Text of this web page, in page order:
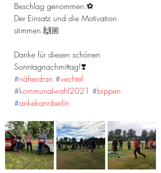
Beschlag genommen.⚽️
Der Einsatz und die Motivation
stimmen.🙌🏼
Danke für diesen schönen
Sonntagnachmittag!❣️
#näherdran #vechtel
#kommunalwahl2021 #bippen
#ankekannberlin